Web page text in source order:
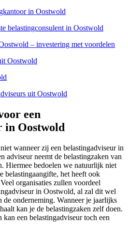
in Oostwold
belastingconsulent in Oostwold
– investering met voordelen
Oostwold
uit Oostwold
een
in Oostwold
wanneer zij een belastingadviseur in
adviseur neemt de belastingzaken van
Hiermee bedoelen we natuurlijk niet
belastingaangifte, het heeft ook
organisaties zullen voordeel
in Oostwold, al zal dit wel
de onderneming. Wanneer je jaarlijks
kan je de belastingzaken zelf doen.
een belastingadviseur toch een